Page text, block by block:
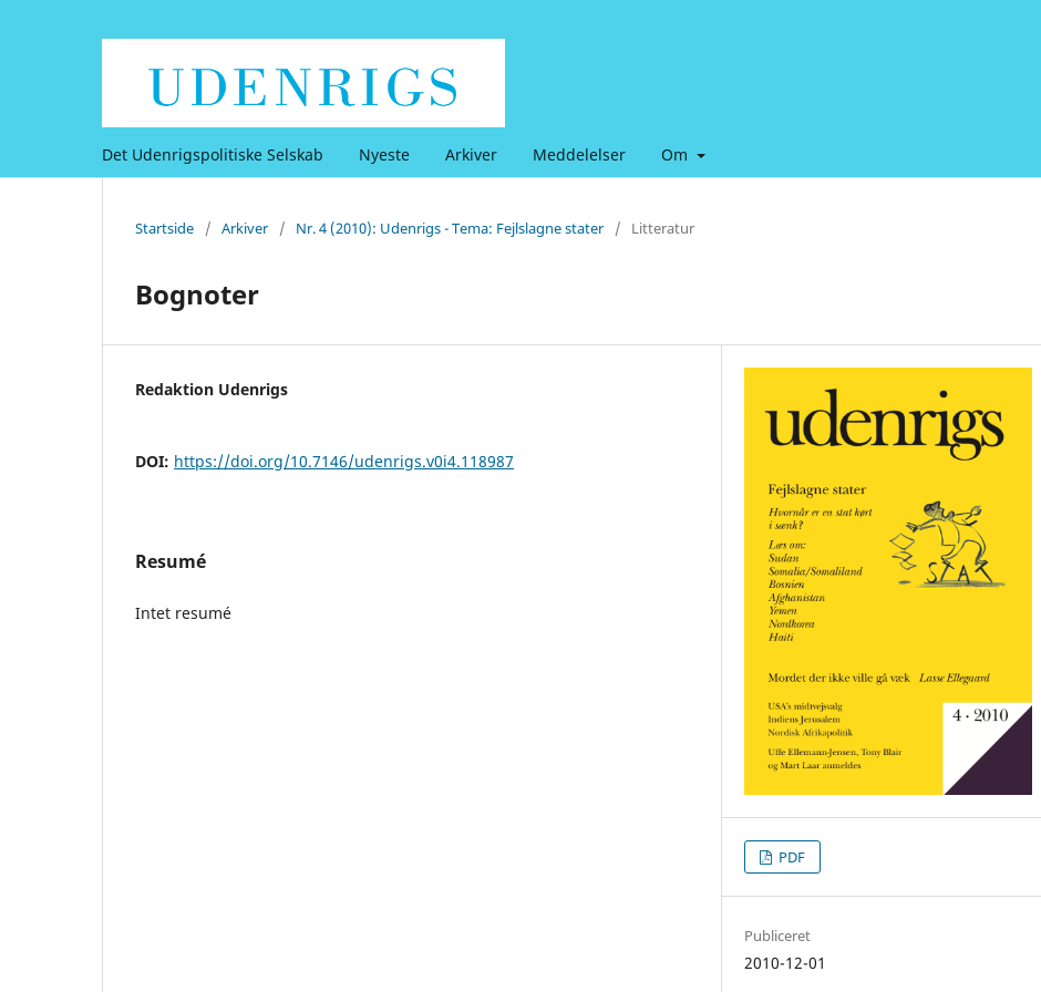
Det Udenrigspolitiske Selskab Nyeste Arkiver Meddelelser Om
Startside / Arkiver / Nr. 4 (2010): Udenrigs - Tema: Fejlslagne stater / Litteratur
Bognoter
Redaktion Udenrigs
DOI: https://doi.org/10.7146/udenrigs.v0i4.118987
Resumé
Intet resumé
PDF
Publiceret
2010-12-01